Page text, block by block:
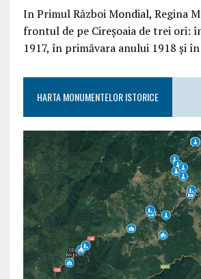
In Primul Război Mondial, Regina
frontul de pe Cireșoaia de trei ori:
1917, în primăvara anului 1918 și
HARTA MONUMENTELOR ISTORICE